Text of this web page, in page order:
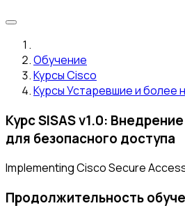
Обучение
Курсы Cisco
Курсы Устаревшие и более
Курс SISAS v1.0:
для безопасного доступа
Implementing Cisco Secure
Продолжительность